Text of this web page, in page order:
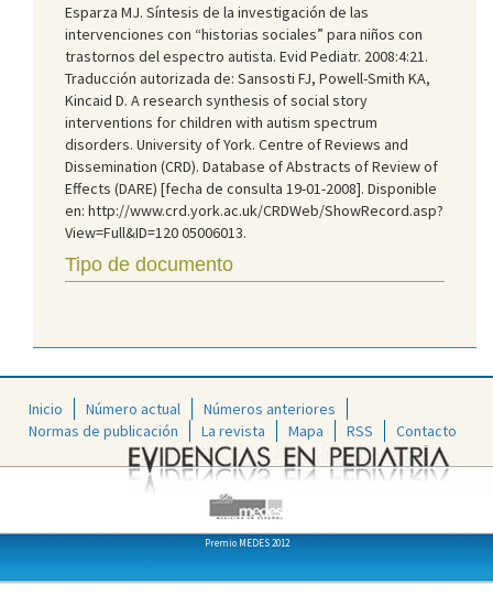
Esparza MJ. Síntesis de la investigación de las
intervenciones con “historias sociales” para niños con
trastornos del espectro autista. Evid Pediatr. 2008:4:21.
Traducción autorizada de: Sansosti FJ, Powell-Smith KA,
Kincaid D. A research synthesis of social story
interventions for children with autism spectrum
disorders. University of York. Centre of Reviews and
Dissemination (CRD). Database of Abstracts of Review of
Effects (DARE) [fecha de consulta 19-01-2008]. Disponible
en: http://www.crd.york.ac.uk/CRDWeb/ShowRecord.asp?
View=Full&ID=120 05006013.
Tipo de documento
Inicio Número actual
Números anteriores
Normas de publicación
La revista Mapa RSS Contacto
Premio MEDES 2012